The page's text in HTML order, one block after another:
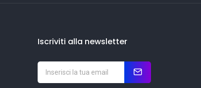
Iscriviti alla newsletter